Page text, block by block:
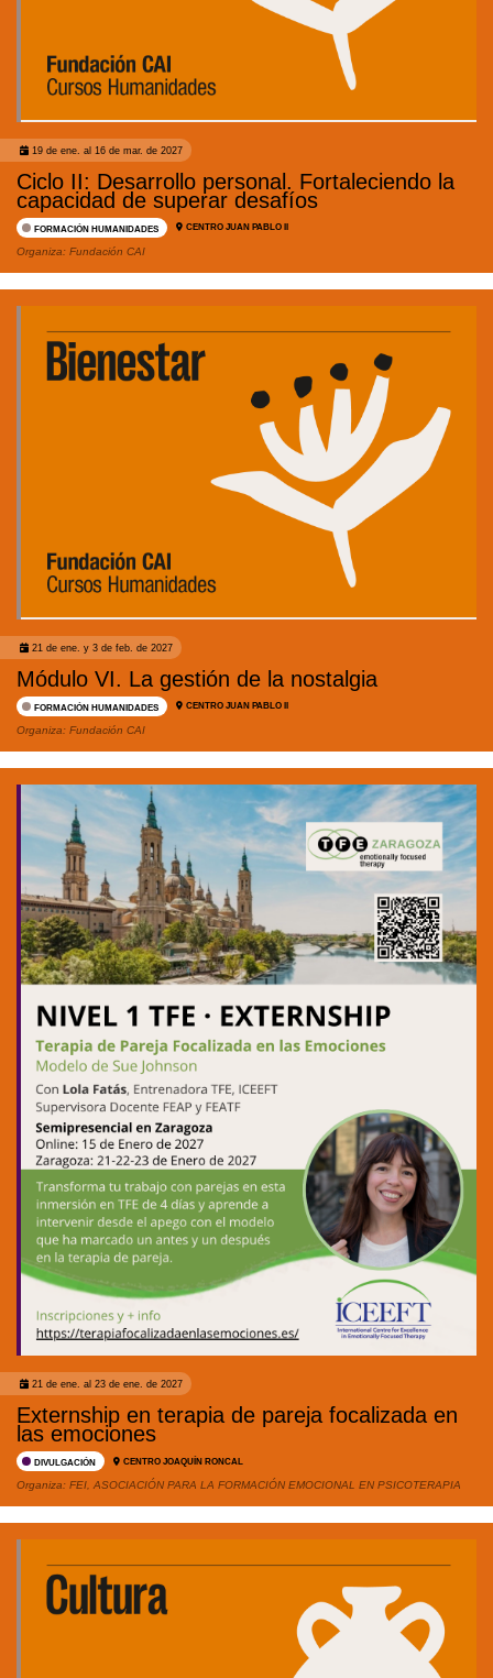
19 de ene. al 16 de mar. de 2027
Ciclo II: Desarrollo personal. Fortaleciendo la
capacidad de superar desafíos
FORMACIÓN HUMANIDADES CENTRO JUAN PABLO II
Organiza: Fundación CAI
21 de ene. y 3 de feb. de 2027
Módulo VI. La gestión de la nostalgia
FORMACIÓN HUMANIDADES CENTRO JUAN PABLO II
Organiza: Fundación CAI
21 de ene. al 23 de ene. de 2027
Externship en terapia de pareja focalizada en
las emociones
DIVULGACIÓN CENTRO JOAQUÍN RONCAL
Organiza: FEI, ASOCIACIÓN PARA LA FORMACIÓN EMOCIONAL EN PSICOTERAPIA